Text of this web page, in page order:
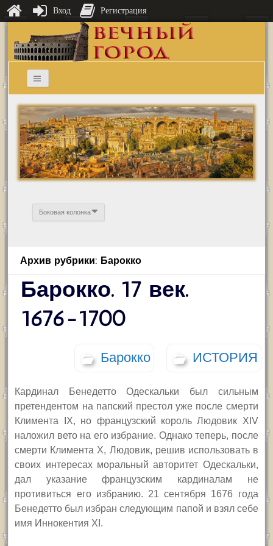
Боковая колонка
Архив рубрики: Барокко
Барокко. 17 век.
1676-1700
Барокко ИСТОРИЯ
Кардинал Бенедетто Одескальки был сильным
претендентом на папский престол уже после смерти
Климента
IX, но французский король Людовик XIV
наложил вето на его избрание. Однако теперь, после
смерти Климента X, Людовик, решив использовать в
своих интересах моральный авторитет Одескальки,
дал указание французским кардиналам не
противиться его избранию. 21 сентября 1676 года
Бенедетто был избран следующим папой и взял себе
имя Иннокентия XI.
Вход Регистрация